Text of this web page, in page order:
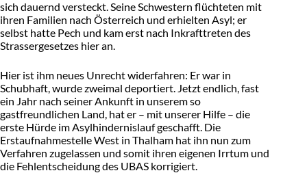
sich dauernd versteckt. Seine Schwestern flüchteten mit
ihren Familien nach Österreich und erhielten Asyl; er
selbst hatte Pech und kam erst nach Inkrafttreten des
Strassergesetzes hier an.
Hier ist ihm neues Unrecht widerfahren: Er war in
Schubhaft, wurde zweimal deportiert. Jetzt endlich, fast
ein Jahr nach seiner Ankunft in unserem so
gastfreundlichen Land, hat er – mit unserer Hilfe – die
erste Hürde im Asylhindernislauf geschafft. Die
Erstaufnahmestelle West in Thalham hat ihn nun zum
Verfahren zugelassen und somit ihren eigenen Irrtum und
die Fehlentscheidung des UBAS korrigiert.